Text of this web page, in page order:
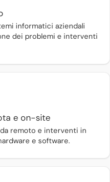
informatici aziendali
dei problemi e interventi
e on-site
remoto e interventi in
e software.